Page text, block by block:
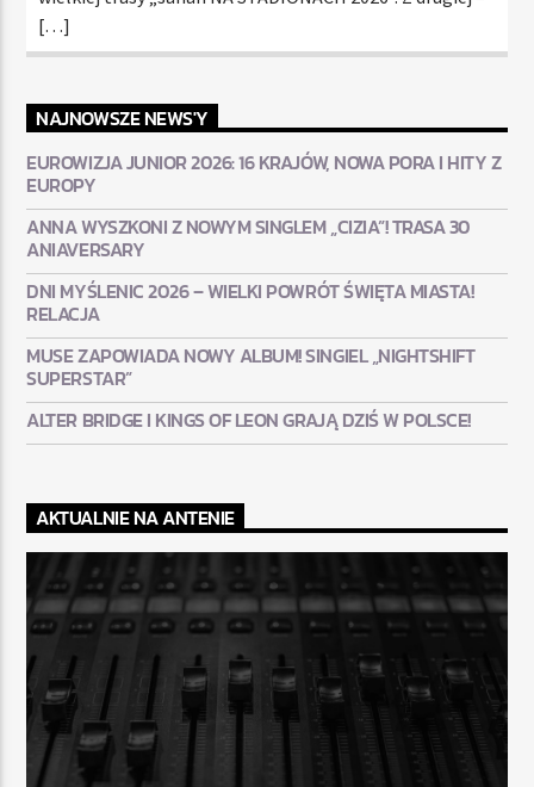
[…]
NAJNOWSZE NEWS'Y
EUROWIZJA JUNIOR 2026: 16 KRAJÓW, NOWA PORA I HITY Z
EUROPY
ANNA WYSZKONI Z NOWYM SINGLEM „CIZIA”! TRASA 30
ANIAVERSARY
DNI MYŚLENIC 2026 – WIELKI POWRÓT ŚWIĘTA MIASTA!
RELACJA
MUSE ZAPOWIADA NOWY ALBUM! SINGIEL „NIGHTSHIFT
SUPERSTAR”
ALTER BRIDGE I KINGS OF LEON GRAJĄ DZIŚ W POLSCE!
AKTUALNIE NA ANTENIE